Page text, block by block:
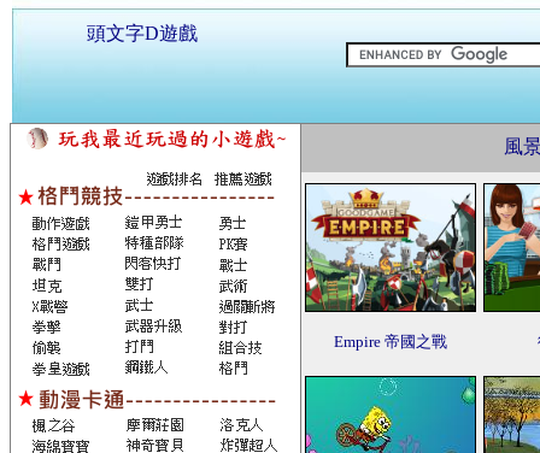
頭文字D遊戲
風
Empire 帝國之戰